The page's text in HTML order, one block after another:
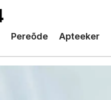
Pereõde Apteeker